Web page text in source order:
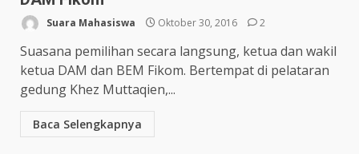
Suara Mahasiswa Oktober 30, 2016 2
Suasana pemilihan secara langsung, ketua dan wakil
ketua DAM dan BEM Fikom. Bertempat di pelataran
gedung Khez Muttaqien,...
Baca Selengkapnya